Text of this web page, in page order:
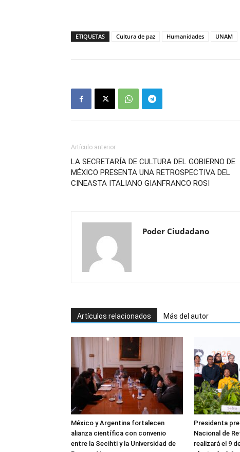
ETIQUETAS Cultura de paz Humanidades UNAM
Artículo anterior
LA SECRETARÍA DE CULTURA DEL GOBIERNO DE
MÉXICO PRESENTA UNA RETROSPECTIVA DEL
CINEASTA ITALIANO GIANFRANCO ROSI
Poder Ciudadano
Artículos relacionados Más del autor
México y Argentina fortalecen
alianza científica con convenio
entre la Secihti y la Universidad de
Presidenta
Nacional de
realizará el 9